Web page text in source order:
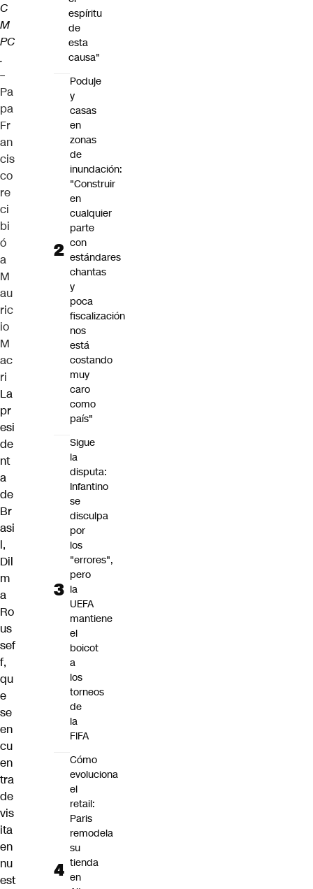
C
M
PC
.
–
Pa
pa
Fr
an
cis
co
re
ci
bi
ó
a
M
au
ric
io
M
ac
ri
La
pr
esi
de
nt
a
de
Br
asi
l,
Dil
m
a
Ro
us
sef
f,
qu
e
se
en
cu
en
tra
de
vis
ita
en
nu
est
espíritu
de
esta
causa"
Poduje
y
casas
en
zonas
de
inundación:
"Construir
en
cualquier
parte
con
estándares
chantas
y
poca
fiscalización
nos
está
costando
muy
caro
como
país"
Sigue
la
disputa:
Infantino
se
disculpa
por
los
"errores",
pero
la
UEFA
mantiene
el
boicot
a
los
torneos
de
la
FIFA
Cómo
evoluciona
el
retail:
Paris
remodela
su
tienda
en